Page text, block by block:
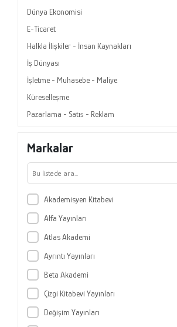
Dünya Ekonomisi
E-Ticaret
Halkla İlişkiler - İnsan Kaynakları
İş Dünyası
İşletme - Muhasebe - Maliye
Küreselleşme
Pazarlama - Satış - Reklam
Sanayi
Turizm
Türkiye Ekonomisi
Yönetim
Markalar
Akademisyen Kitabevi
Alfa Yayınları
Atlas Akademi
Ayrıntı Yayınları
Beta Akademi
Çizgi Kitabevi Yayınları
Değişim Yayınları